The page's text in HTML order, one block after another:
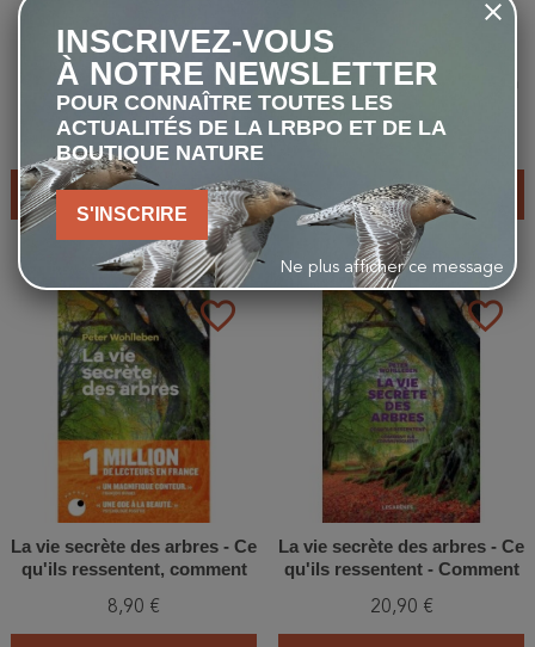
La Vie secrète des arbres en
BD
29,90 €
AJOUTER AU PANIER
La vie secrète des arbres en
bande dessinée - Édition
Luxe (BD)
AJOUTER AU PANIER
favorite_border
La vie secrète des arbres - Ce
qu'ils ressentent, comment
8,90 €
favorite_border
La vie secrète des arbres - Ce
qu'ils ressentent - Comment
normale
20,90 €
INSCRIVEZ-VOUS
À NOTRE NEWSLETTER
POUR CONNAÎTRE TOUTES LES
ACTUALITÉS DE LA LRBPO ET DE LA
BOUTIQUE NATURE
S'INSCRIRE
Ne plus afficher ce message